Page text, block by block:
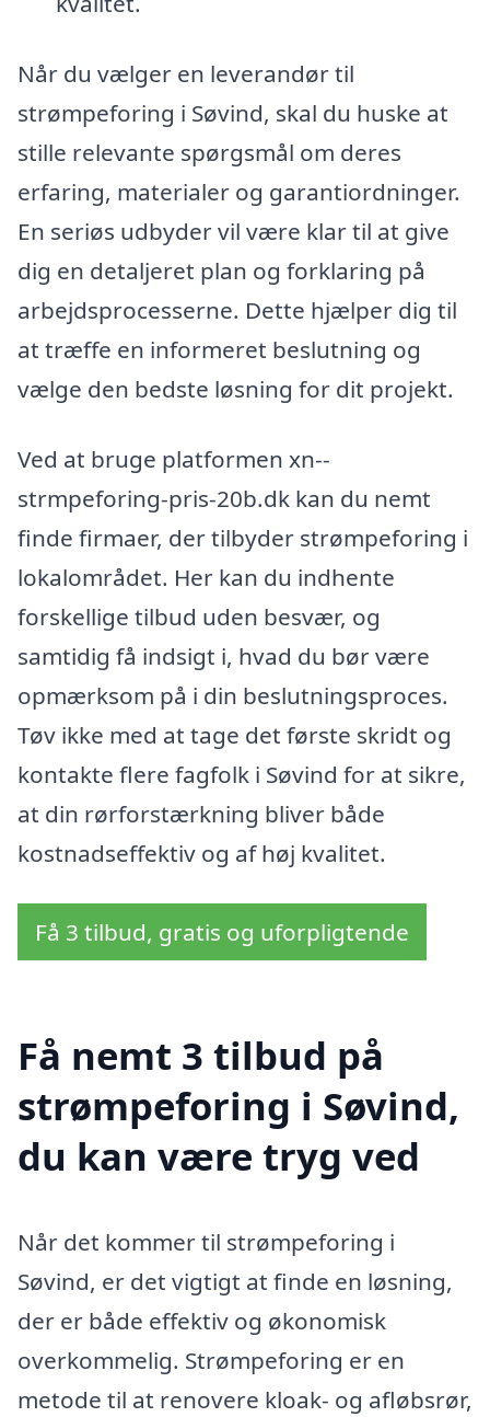
Når du vælger en leverandør til
strømpeforing i Søvind, skal du huske at
stille relevante spørgsmål om deres
erfaring, materialer og garantiordninger.
En seriøs udbyder vil være klar til at give
dig en detaljeret plan og forklaring på
arbejdsprocesserne. Dette hjælper dig til
at træffe en informeret beslutning og
vælge den bedste løsning for dit projekt.
Ved at bruge platformen xn--
strmpeforing-pris-20b.dk kan du nemt
finde firmaer, der tilbyder strømpeforing i
lokalområdet. Her kan du indhente
forskellige tilbud uden besvær, og
samtidig få indsigt i, hvad du bør være
opmærksom på i din beslutningsproces.
Tøv ikke med at tage det første skridt og
kontakte flere fagfolk i Søvind for at sikre,
at din rørforstærkning bliver både
kostnadseffektiv og af høj kvalitet.
Få 3 tilbud, gratis og uforpligtende
Få nemt 3 tilbud på
strømpeforing i Søvind,
du kan være tryg ved
Når det kommer til strømpeforing i
Søvind, er det vigtigt at finde en løsning,
der er både effektiv og økonomisk
overkommelig. Strømpeforing er en
metode til at renovere kloak- og afløbsrør,